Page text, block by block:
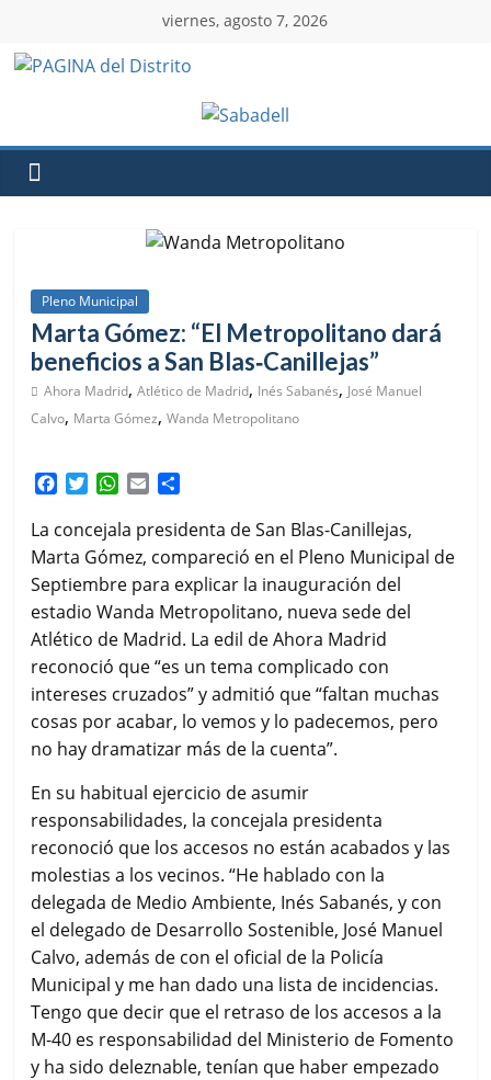
viernes, agosto 7, 2026
Pleno Municipal
Marta Gómez: “El Metropolitano dará
beneficios a San Blas‑Canillejas”
Ahora Madrid,Atlético de Madrid, Inés Sabanés, José Manuel
Calvo, Marta Gómez,Wanda Metropolitano
c
e
b
o
o
k
i
t
t
e
r
W
a
t
s
A
p
p
a
i
l
m
p
a
r
t
i
r
La concejala presidenta de San Blas-Canillejas,
Marta Gómez, compareció en el Pleno Municipal de
Septiembre para explicar la inauguración del
estadio Wanda Metropolitano, nueva sede del
Atlético de Madrid. La edil de Ahora Madrid
reconoció que “es un tema complicado con
intereses cruzados” y admitió que “faltan muchas
cosas por acabar, lo vemos y lo padecemos, pero
no hay dramatizar más de la cuenta”.
En su habitual ejercicio de asumir
responsabilidades, la concejala presidenta
reconoció que los accesos no están acabados y las
molestias a los vecinos. “He hablado con la
delegada de Medio Ambiente, Inés Sabanés, y con
el delegado de Desarrollo Sostenible, José Manuel
Calvo, además de con el oficial de la Policía
Municipal y me han dado una lista de incidencias.
Tengo que decir que el retraso de los accesos a la
M-40 es responsabilidad del Ministerio de Fomento
y ha sido deleznable, tenían que haber empezado